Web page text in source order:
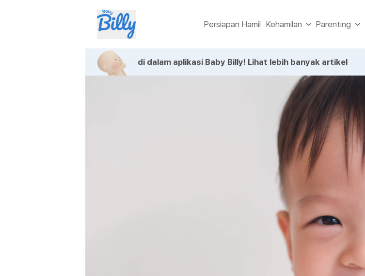
Persiapan Hamil Kehamilan Parenting
di dalam aplikasi Baby Billy! Lihat lebih banyak artikel